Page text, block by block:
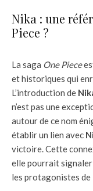
Nika : une
Piece ?
La saga One Piece
et historiques qui
L’introduction de
n’est pas une
autour de ce nom
établir un lien avec
victoire. Cette
elle pourrait
les protagonistes de